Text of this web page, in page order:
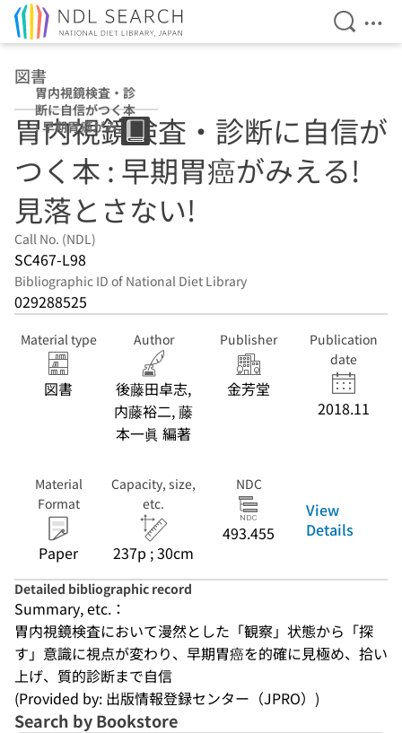
Open
図書
胃内視鏡検査・診
断に自信がつく本
: 早期胃癌がみえ
る!見落とさない!
胃内視鏡検査・診断に自信が
つく本 : 早期胃癌がみえる!
見落とさない!
Call No. (NDL)
SC467-L98
Bibliographic ID of National Diet Library
029288525
Material type
図書
Author
後藤田卓志,
内藤裕二, 藤
本一眞 編著
Publisher
金芳堂
Publication
date
2018.11
Material
Format
Paper
Capacity, size,
etc.
237p ; 30cm
NDC
493.455
View
Details
Detailed bibliographic record
Summary, etc.：
胃内視鏡検査において漫然とした「観察」状態から「探
す」意識に視点が変わり、早期胃癌を的確に見極め、拾い
上げ、質的診断まで自信
(Provided by: 出版情報登録センター（JPRO）)
Search by Bookstore